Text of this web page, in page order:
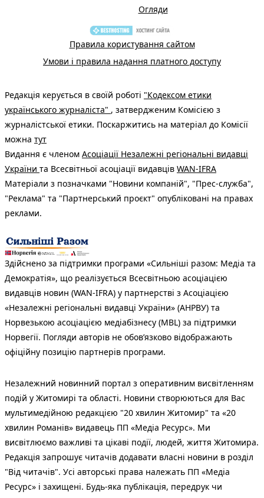
Огляди
Правила користування сайтом
Умови і правила надання платного доступу
Редакція керується в своїй роботі "Кодексом етики
українського журналіста" , затвердженим Комісією з
журналістської етики. Поскаржитись на матеріал до Комісії
можна тут
Видання є членом Асоціації Незалежні регіональні видавці
України та Всесвітньої асоціації видавців WAN-IFRA
Матеріали з позначками "Новини компаній", "Прес-служба",
"Реклама" та "Партнерський проєкт" опубліковані на правах
реклами.
Здійснено за підтримки програми «Сильніші разом: Медіа та
Демократія», що реалізується Всесвітньою асоціацією
видавців новин (WAN-IFRA) у партнерстві з Асоціацією
«Незалежні регіональні видавці України» (АНРВУ) та
Норвезькою асоціацією медіабізнесу (MBL) за підтримки
Норвегії. Погляди авторів не обов’язково відображають
офіційну позицію партнерів програми.
Незалежний новинний портал з оперативним висвітленням
подій у Житомирі та області. Новини створюються для Вас
мультимедійною редакцією "20 хвилин Житомир" та «20
хвилин Романів» видавець ПП «Медіа Ресурс». Ми
висвітлюємо важливі та цікаві події, людей, життя Житомира.
Редакція запрошує читачів додавати власні новини в розділ
"Від читачів". Усі авторські права належать ПП «Медіа
Ресурс» і захищені. Будь-яка публiкацiя, передрук чи